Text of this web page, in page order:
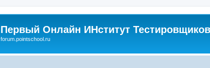
Первый Онлайн ИНститут Тестировщиков
forum.pointschool.ru